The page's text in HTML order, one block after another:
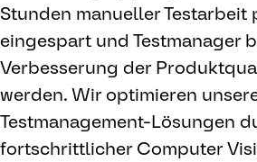
Stunden manueller Testarbeit
eingespart und Testmanager
Verbesserung der
werden. Wir optimieren
Testmanagement-Lösungen
fortschrittlicher Computer